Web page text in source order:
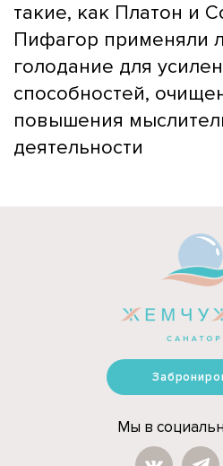
такие, как Платон и
Пифагор применяли
голодание для
способностей,
повышения
деятельности
Мы в